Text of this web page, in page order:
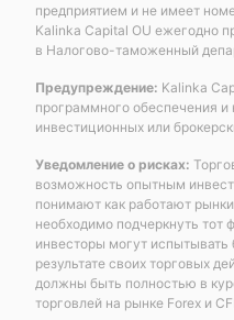
предприятием и не имеет
Kalinka Capital OU ежегодно
в Налогово-таможенный
Предупреждение: Kalinka
программного обеспечения и
инвестиционных или
Уведомление о рисках:
возможность опытным
понимают как работают
необходимо подчеркнуть тот
инвесторы могут
результате своих торговых
должны быть полностью в
торговлей на рынке Forex и